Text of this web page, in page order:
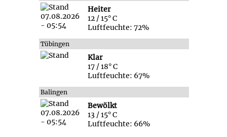
Heiter
12 / 15° C
Luftfeuchte: 72%
Tübingen
Klar
17 / 18° C
Luftfeuchte: 67%
Balingen
Bewölkt
13 / 15° C
Luftfeuchte: 66%